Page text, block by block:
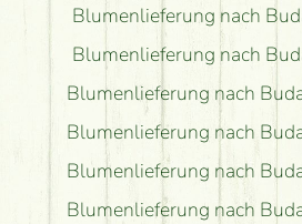
Blumenlieferung nach
Blumenlieferung nach
Blumenlieferung nach
Blumenlieferung nach
Blumenlieferung nach
Blumenlieferung nach